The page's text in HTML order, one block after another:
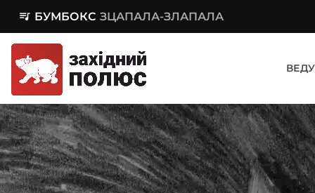
queue_music БУМБОКС ЗЦАПАЛА-ЗЛАПАЛА